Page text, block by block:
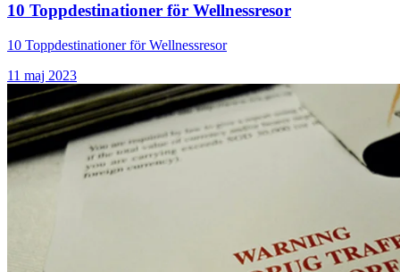
10 Toppdestinationer för Wellnessresor
10 Toppdestinationer för Wellnessresor
11 maj 2023